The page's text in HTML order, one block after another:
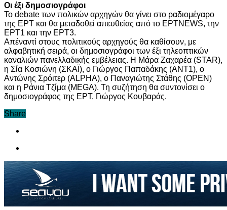
Οι έξι δημοσιογράφοι
Το debate των πολικών αρχηγών θα γίνει στο ραδιομέγαρο
της ΕΡΤ και θα μεταδοθεί απευθείας από το ΕΡΤNEWS, την
ΕΡΤ1 και την ΕΡΤ3.
Απέναντί στους πολιτικούς αρχηγούς θα καθίσουν, με
αλφαβητική σειρά, οι δημοσιογράφοι των έξι τηλεοπτικών
καναλιών πανελλαδικής εμβέλειας. Η Μάρα Ζαχαρέα (STAR),
η Σία Κοσιώνη (ΣΚΑΪ), ο Γιώργος Παπαδάκης (ΑΝΤ1), ο
Αντώνης Σρόιτερ (ALPHA), ο Παναγιώτης Στάθης (OPEN)
και η Ράνια Τζίμα (MEGA). Τη συζήτηση θα συντονίσει ο
δημοσιογράφος της ΕΡΤ, Γιώργος Κουβαράς.
Share